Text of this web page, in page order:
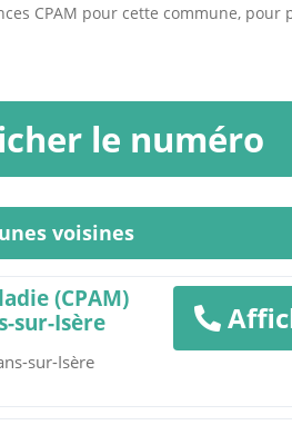
CPAM pour cette commune, pour
le numéro
voisines
(CPAM)
sur-Isère
sur-Isère